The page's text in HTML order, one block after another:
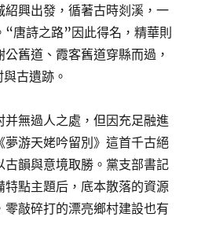
紹興出發，循著古時剡溪，一
唐詩之路”因此得名，精華則
舊道、霞客舊道穿縣而過，
古遺跡。
并無過人之處，但因充足融進
夢游天姥吟留別》這首千古絕
古韻與意境取勝。黨支部書記
特點主題后，底本散落的資源
敲碎打的漂亮鄉村建設也有